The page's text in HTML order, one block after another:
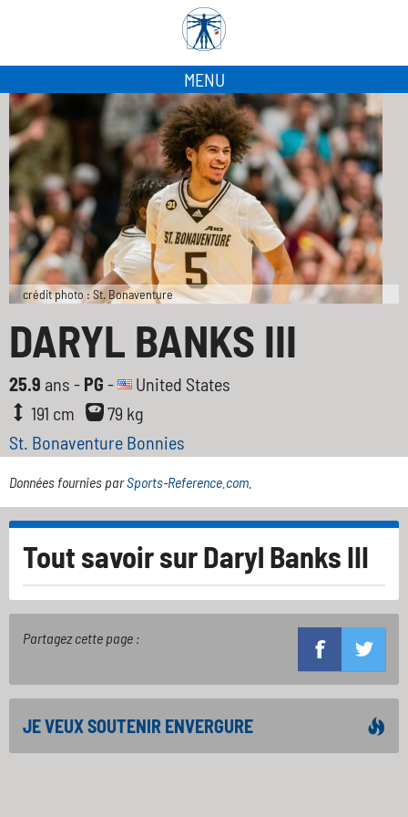
MENU
crédit photo : St. Bonaventure
DARYL BANKS III
25.9 ans - PG -
United States
191 cm
79 kg
St. Bonaventure Bonnies
Données fournies parSports-Reference.com
Tout savoir surDaryl Banks III
Partagez cette page :
JE VEUX SOUTENIR ENVERGURE